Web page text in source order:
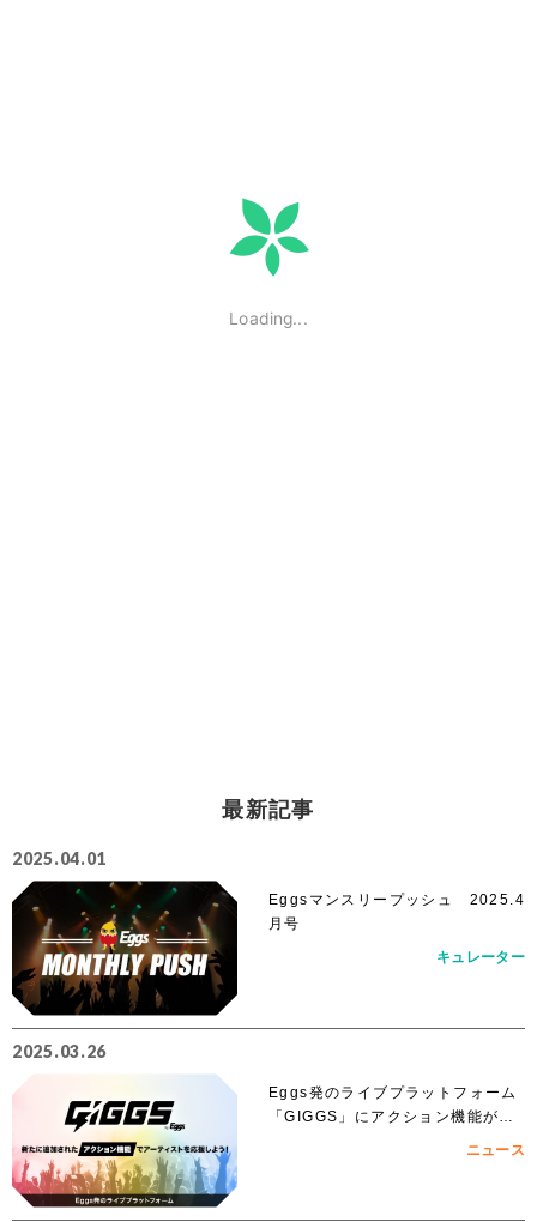
最新記事
2025.04.01
Eggsマンスリープッシュ 2025.4
月号
キュレーター
2025.03.26
Eggs発のライブプラットフォーム
「GIGGS」にアクション機能が追
ニュース